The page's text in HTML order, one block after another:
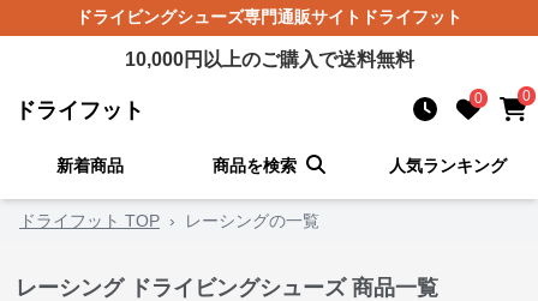
ドライビングシューズ専門通販サイト ドライフット
10,000円以上のご購入で送料無料
ドライフット 0 0
新着商品 商品を検索 人気ランキング
ドライフット TOP › レーシングの一覧
レーシング ドライビングシューズ 商品一覧